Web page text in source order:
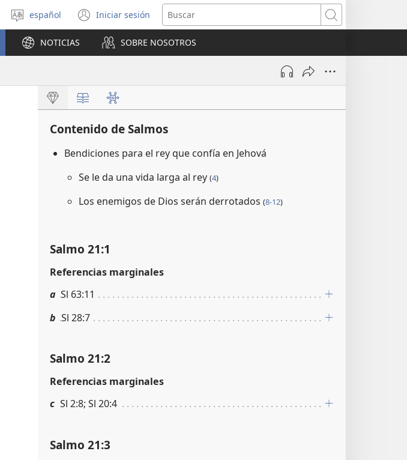
Seleccionar
idioma
español Iniciar sesión
(abre
una
nueva
ventana)
Buscar
NOTICIAS SOBRE NOSOTROS
Contenido de Salmos
Bendiciones para el rey que confía en Jehová
Se le da una vida larga al rey (4)
Los enemigos de Dios serán derrotados (8-12)
Salmo 21:1
Referencias marginales
a Sl 63:11
b Sl 28:7
Salmo 21:2
Referencias marginales
c Sl 2:8; Sl 20:4
Salmo 21:3